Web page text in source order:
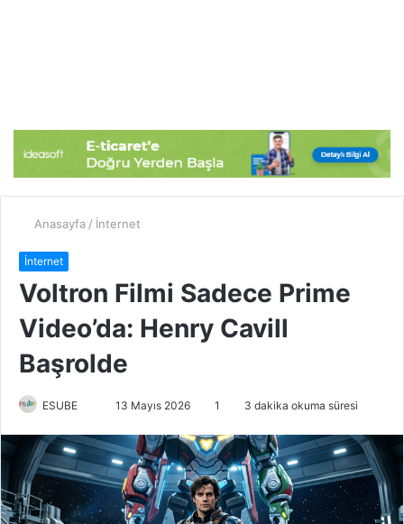
Anasayfa / İnternet
İnternet
Voltron Filmi Sadece Prime
Video’da: Henry Cavill
Başrolde
ESUBE
r
e
-
p
13 Mayıs 2026 1 3 dakika okuma süresi